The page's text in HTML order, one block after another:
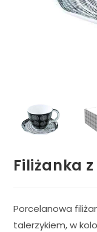
Filiżanka
Porcelanowa
talerzykiem, w